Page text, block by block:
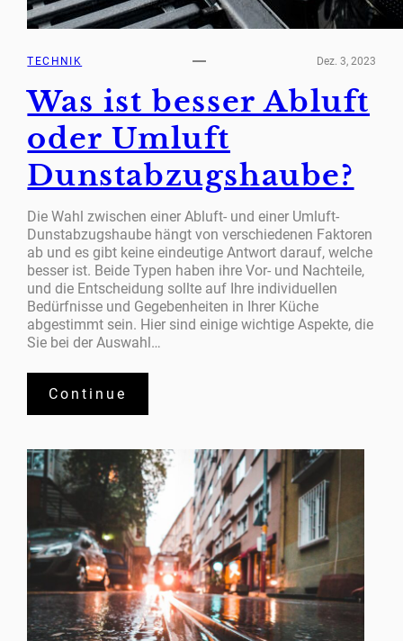
TECHNIK Dez. 3, 2023
Was ist besser Abluft
oder Umluft
Dunstabzugshaube?
Die Wahl zwischen einer Abluft- und einer Umluft-
Dunstabzugshaube hängt von verschiedenen Faktoren
ab und es gibt keine eindeutige Antwort darauf, welche
besser ist. Beide Typen haben ihre Vor- und Nachteile,
und die Entscheidung sollte auf Ihre individuellen
Bedürfnisse und Gegebenheiten in Ihrer Küche
abgestimmt sein. Hier sind einige wichtige Aspekte, die
Sie bei der Auswahl…
Continue